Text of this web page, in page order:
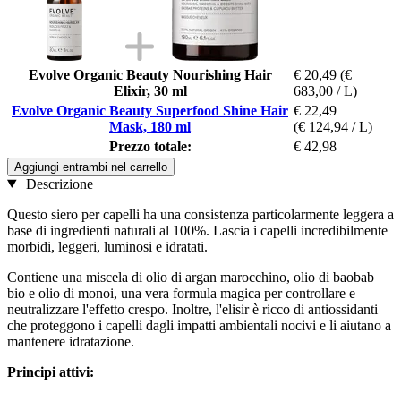
Evolve Organic Beauty Nourishing Hair
Elixir, 30 ml
€ 20,49 (€
683,00 / L)
Evolve Organic Beauty Superfood Shine Hair
Mask, 180 ml
€ 22,49
(€ 124,94 / L)
Prezzo totale:
€ 42,98
Aggiungi entrambi nel carrello
Descrizione
Questo siero per capelli ha una consistenza particolarmente leggera a
base di ingredienti naturali al 100%. Lascia i capelli incredibilmente
morbidi, leggeri, luminosi e idratati.
Contiene una miscela di olio di argan marocchino, olio di baobab
bio e olio di monoi, una vera formula magica per controllare e
neutralizzare l'effetto crespo. Inoltre, l'elisir è ricco di antiossidanti
che proteggono i capelli dagli impatti ambientali nocivi e li aiutano a
mantenere idratazione.
Principi attivi: